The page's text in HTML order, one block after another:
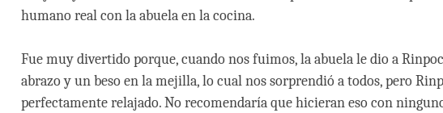
humano real con la abuela en la cocina.
Fue muy divertido porque, cuando nos fuimos, la abuela le dio a
abrazo y un beso en la mejilla, lo cual nos sorprendió a todos, pero
perfectamente relajado. No recomendaría que hicieran eso con